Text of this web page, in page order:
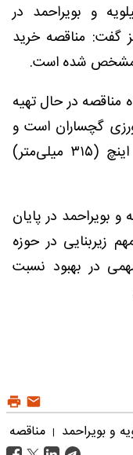
و بویراحمد در
گفت: مناقصه خرید
مشخص شده است.
مناقصه در حال تهیه
گچساران است و
تاکنون بخشی از لوله‌ها با قطر ۱۴ اینچ (۳۱۵ میلی‌متر)
بویراحمد در پایان
زیربنایی در حوزه
در بهبود نسبت
و بویراحمد | مناقصه